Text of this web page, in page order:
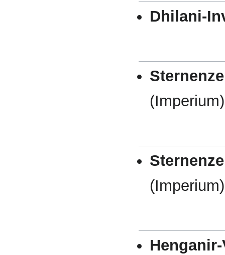
Dhilani-
(Imperium)
(Imperium)